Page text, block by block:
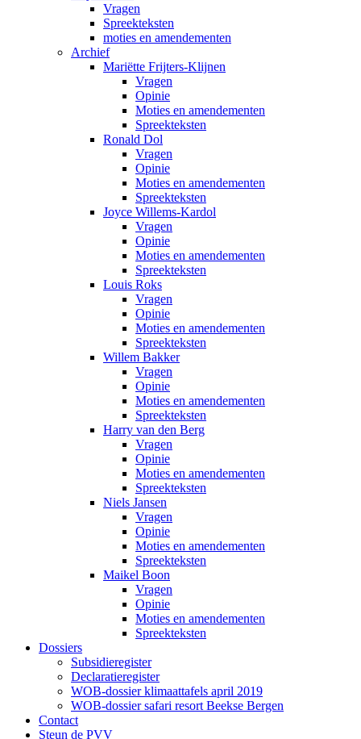
Vragen
Spreekteksten
moties en amendementen
Archief
Mariëtte Frijters-Klijnen
Vragen
Opinie
Moties en amendementen
Spreekteksten
Ronald Dol
Vragen
Opinie
Moties en amendementen
Spreekteksten
Joyce Willems-Kardol
Vragen
Opinie
Moties en amendementen
Spreekteksten
Louis Roks
Vragen
Opinie
Moties en amendementen
Spreekteksten
Willem Bakker
Vragen
Opinie
Moties en amendementen
Spreekteksten
Harry van den Berg
Vragen
Opinie
Moties en amendementen
Spreekteksten
Niels Jansen
Vragen
Opinie
Moties en amendementen
Spreekteksten
Maikel Boon
Vragen
Opinie
Moties en amendementen
Spreekteksten
Dossiers
Subsidieregister
Declaratieregister
WOB-dossier klimaattafels april 2019
WOB-dossier safari resort Beekse Bergen
Contact
Steun de PVV